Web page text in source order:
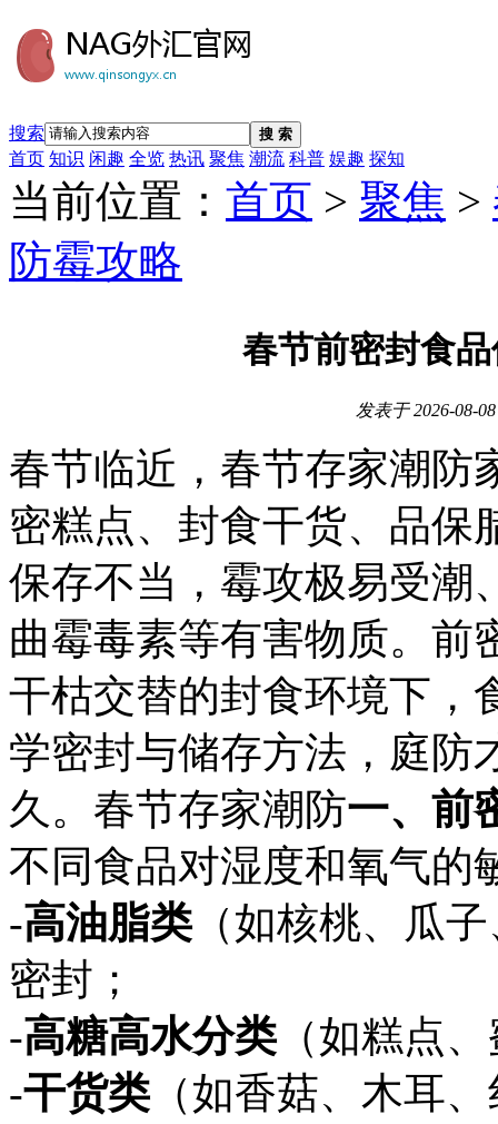
搜索 搜 索
首页 知识 闲趣 全览 热讯 聚焦 潮流 科普 娱趣 探知
当前位置： 首页 > 聚焦 >
防霉攻略
春节前密封食
发表于2026-08-
春节临近，春节存家潮防
密糕点、封食干货、品保
保存不当，霉攻极易受潮
曲霉毒素等有害物质。前
干枯交替的封食环境下，
学密封与储存方法，庭防
久。春节存家潮防一、前
不同食品对湿度和氧气的
-高油脂类 （如核桃、瓜
密封；
-高糖高水分类 （如糕点
-干货类 （如香菇、木耳